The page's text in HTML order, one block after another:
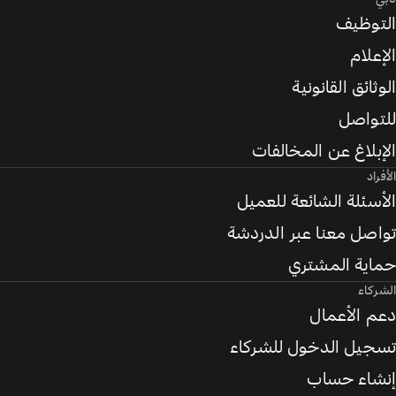
التوظيف
الإعلام
الوثائق القانونية
للتواصل
الإبلاغ عن المخالفات
الأفراد
الأسئلة الشائعة للعميل
تواصل معنا عبر الدردشة
حماية المشتري
الشركاء
دعم الأعمال
تسجيل الدخول للشركاء
إنشاء حساب